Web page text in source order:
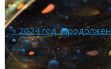
«2024 год.